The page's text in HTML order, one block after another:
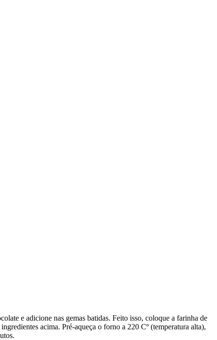
e adicione nas gemas batidas. Feito isso, coloque a farinha de
acima. Pré-aqueça o forno a 220 Cº (temperatura alta),